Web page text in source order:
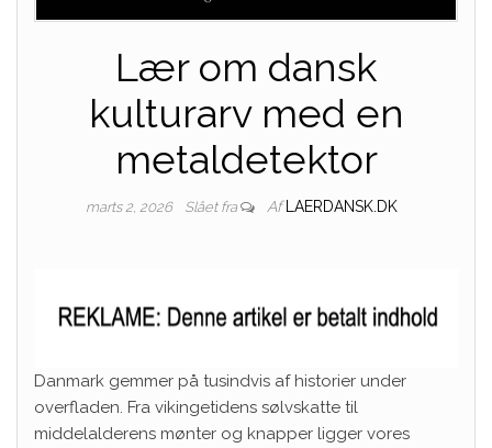
Lær om dansk
kulturarv med en
metaldetektor
marts 2, 2026 Slået fra Af LAERDANSK.DK
Danmark gemmer på tusindvis af historier under
overfladen. Fra vikingetidens sølvskatte til
middelalderens mønter og knapper ligger vores